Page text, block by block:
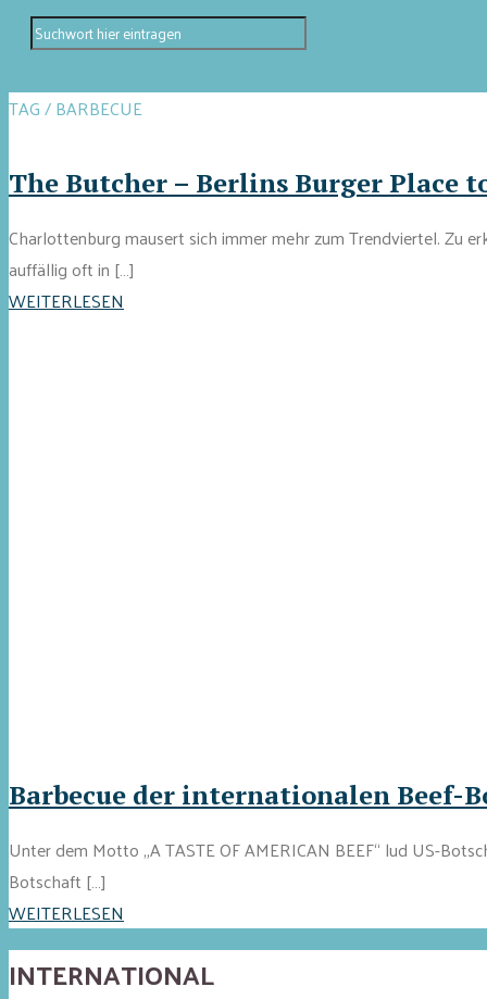
TAG / BARBECUE
The Butcher – Berlins Burger Place
Charlottenburg mausert sich immer mehr zum Trendviertel. Zu
auffällig oft in […]
WEITERLESEN
Barbecue der internationalen Beef-
Unter dem Motto „A TASTE OF AMERICAN BEEF“ lud US-
Botschaft […]
WEITERLESEN
INTERNATIONAL